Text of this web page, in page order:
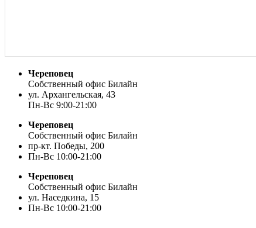
Череповец
Собственный офис Билайн
ул. Архангельская, 43
Пн-Вс 9:00-21:00
Череповец
Собственный офис Билайн
пр-кт. Победы, 200
Пн-Вс 10:00-21:00
Череповец
Собственный офис Билайн
ул. Наседкина, 15
Пн-Вс 10:00-21:00